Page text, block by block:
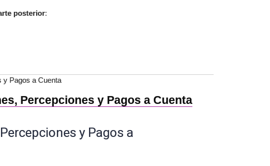
posterior:
y Pagos a Cuenta
Percepciones y Pagos a Cuenta
y Pagos a